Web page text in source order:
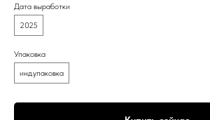
Дата выработки
2025
Упаковка
инд.упаковка